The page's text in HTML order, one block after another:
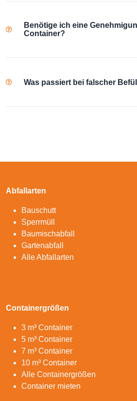
Benötige ich eine
Container?
Was passiert bei falscher
Abfallarten
Bauschutt
Sperrmüll
Baumischabfall
Gartenabfall
Alle Abfallarten
Containergrößen
3 m³ Container
5 m³ Container
7 m³ Container
10 m³ Container
Alle Containergrößen
Container mieten